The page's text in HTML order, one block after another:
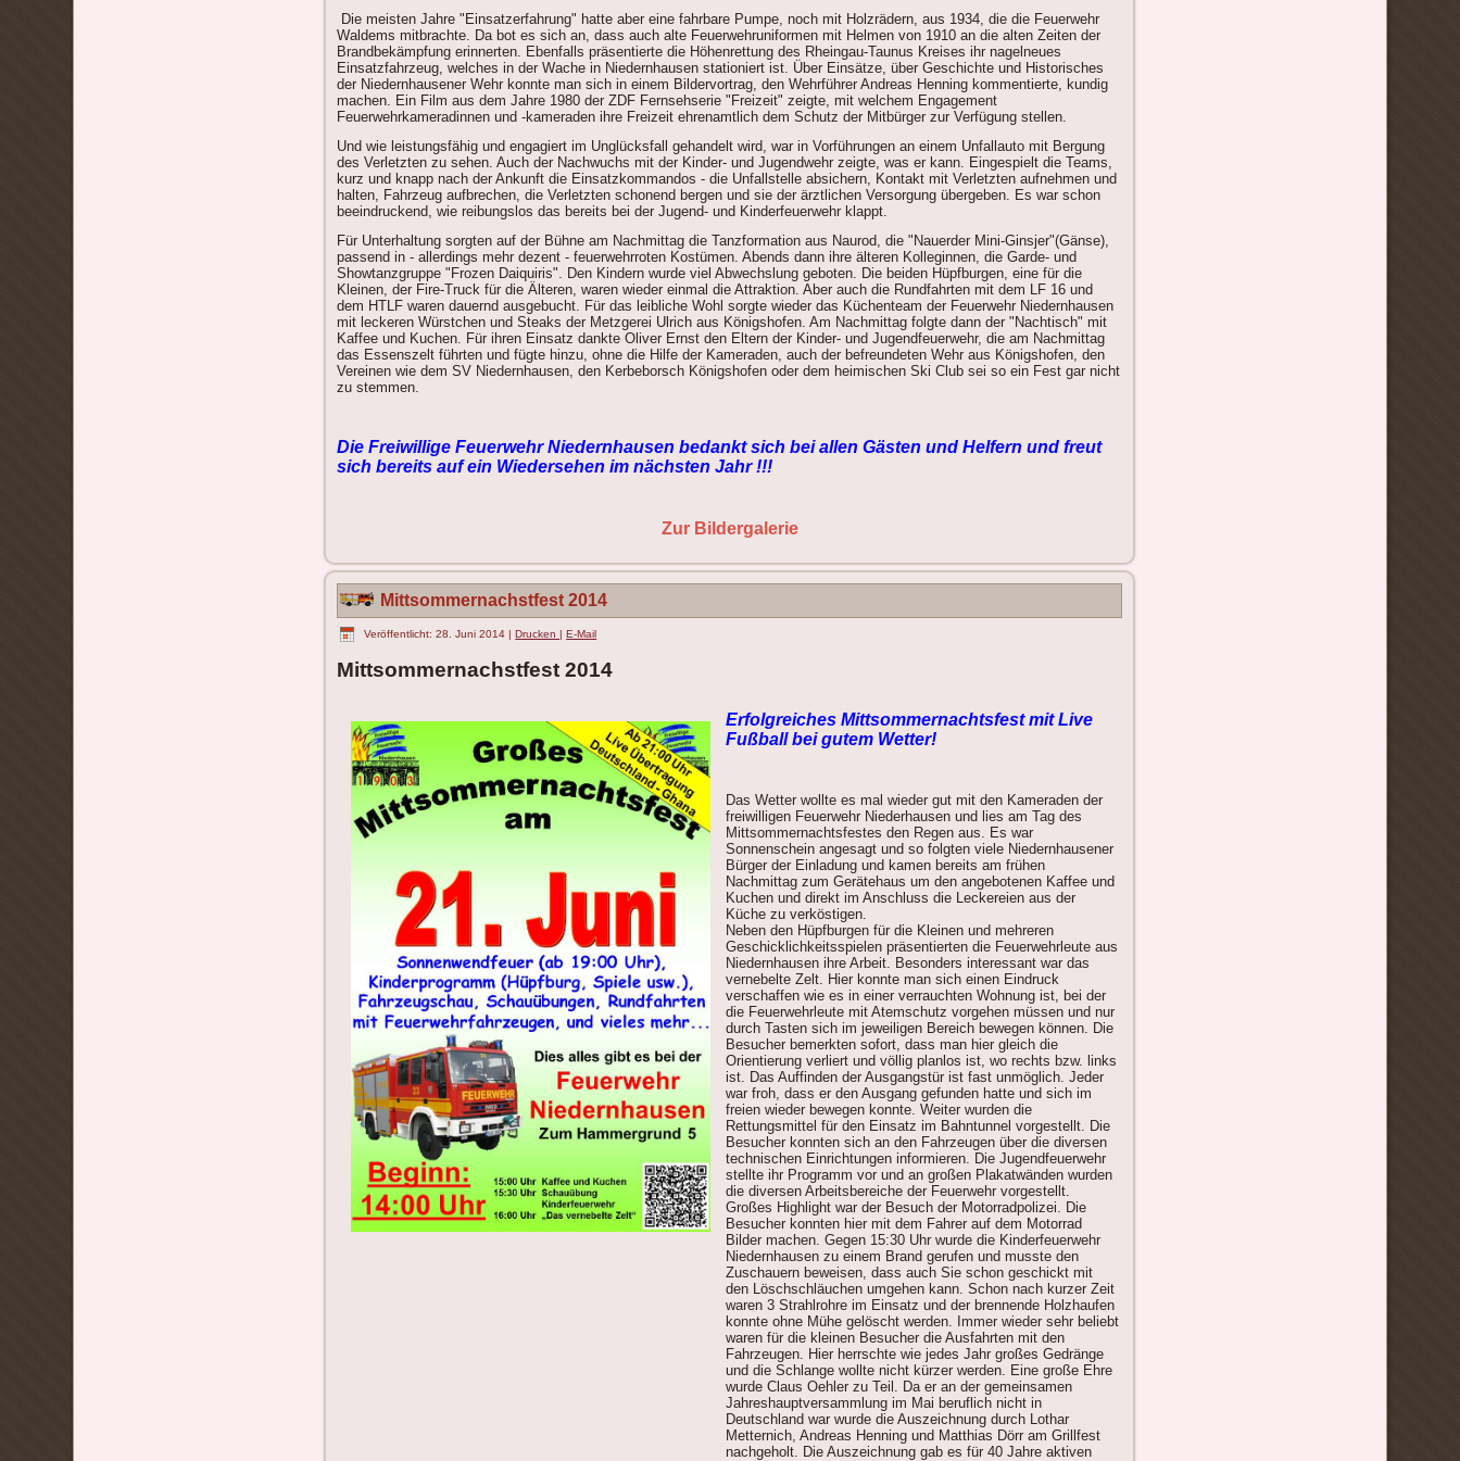
Die meisten Jahre "Einsatzerfahrung" hatte aber eine fahrbare Pumpe, noch mit Holzrädern, aus 1934, die die Feuerwehr
Waldems mitbrachte. Da bot es sich an, dass auch alte Feuerwehruniformen mit Helmen von 1910 an die alten Zeiten der
Brandbekämpfung erinnerten. Ebenfalls präsentierte die Höhenrettung des Rheingau-Taunus Kreises ihr nagelneues
Einsatzfahrzeug, welches in der Wache in Niedernhausen stationiert ist. Über Einsätze, über Geschichte und Historisches
der Niedernhausener Wehr konnte man sich in einem Bildervortrag, den Wehrführer Andreas Henning kommentierte, kundig
machen. Ein Film aus dem Jahre 1980 der ZDF Fernsehserie "Freizeit" zeigte, mit welchem Engagement
Feuerwehrkameradinnen und -kameraden ihre Freizeit ehrenamtlich dem Schutz der Mitbürger zur Verfügung stellen.
Und wie leistungsfähig und engagiert im Unglücksfall gehandelt wird, war in Vorführungen an einem Unfallauto mit Bergung
des Verletzten zu sehen. Auch der Nachwuchs mit der Kinder- und Jugendwehr zeigte, was er kann. Eingespielt die Teams,
kurz und knapp nach der Ankunft die Einsatzkommandos - die Unfallstelle absichern, Kontakt mit Verletzten aufnehmen und
halten, Fahrzeug aufbrechen, die Verletzten schonend bergen und sie der ärztlichen Versorgung übergeben. Es war schon
beeindruckend, wie reibungslos das bereits bei der Jugend- und Kinderfeuerwehr klappt.
Für Unterhaltung sorgten auf der Bühne am Nachmittag die Tanzformation aus Naurod, die "Nauerder Mini-Ginsjer"(Gänse),
passend in - allerdings mehr dezent - feuerwehrroten Kostümen. Abends dann ihre älteren Kolleginnen, die Garde- und
Showtanzgruppe "Frozen Daiquiris". Den Kindern wurde viel Abwechslung geboten. Die beiden Hüpfburgen, eine für die
Kleinen, der Fire-Truck für die Älteren, waren wieder einmal die Attraktion. Aber auch die Rundfahrten mit dem LF 16 und
dem HTLF waren dauernd ausgebucht. Für das leibliche Wohl sorgte wieder das Küchenteam der Feuerwehr Niedernhausen
mit leckeren Würstchen und Steaks der Metzgerei Ulrich aus Königshofen. Am Nachmittag folgte dann der "Nachtisch" mit
Kaffee und Kuchen. Für ihren Einsatz dankte Oliver Ernst den Eltern der Kinder- und Jugendfeuerwehr, die am Nachmittag
das Essenszelt führten und fügte hinzu, ohne die Hilfe der Kameraden, auch der befreundeten Wehr aus Königshofen, den
Vereinen wie dem SV Niedernhausen, den Kerbeborsch Königshofen oder dem heimischen Ski Club sei so ein Fest gar nicht
zu stemmen.
Die Freiwillige Feuerwehr Niedernhausen bedankt sich bei allen Gästen und Helfern und freut
sich bereits auf ein Wiedersehen im nächsten Jahr !!!
Zur Bildergalerie
Mittsommernachstfest 2014
Veröffentlicht: 28. Juni 2014 |Drucken|E-Mail
Mittsommernachstfest 2014
Erfolgreiches Mittsommernachtsfest mit Live
Fußball bei gutem Wetter!
Das Wetter wollte es mal wieder gut mit den Kameraden der
freiwilligen Feuerwehr Niederhausen und lies am Tag des
Mittsommernachtsfestes den Regen aus. Es war
Sonnenschein angesagt und so folgten viele Niedernhausener
Bürger der Einladung und kamen bereits am frühen
Nachmittag zum Gerätehaus um den angebotenen Kaffee und
Kuchen und direkt im Anschluss die Leckereien aus der
Küche zu verköstigen.
Neben den Hüpfburgen für die Kleinen und mehreren
Geschicklichkeitsspielen präsentierten die Feuerwehrleute aus
Niedernhausen ihre Arbeit. Besonders interessant war das
vernebelte Zelt. Hier konnte man sich einen Eindruck
verschaffen wie es in einer verrauchten Wohnung ist, bei der
die Feuerwehrleute mit Atemschutz vorgehen müssen und nur
durch Tasten sich im jeweiligen Bereich bewegen können. Die
Besucher bemerkten sofort, dass man hier gleich die
Orientierung verliert und völlig planlos ist, wo rechts bzw. links
ist. Das Auffinden der Ausgangstür ist fast unmöglich. Jeder
war froh, dass er den Ausgang gefunden hatte und sich im
freien wieder bewegen konnte. Weiter wurden die
Rettungsmittel für den Einsatz im Bahntunnel vorgestellt. Die
Besucher konnten sich an den Fahrzeugen über die diversen
technischen Einrichtungen informieren. Die Jugendfeuerwehr
stellte ihr Programm vor und an großen Plakatwänden wurden
die diversen Arbeitsbereiche der Feuerwehr vorgestellt.
Großes Highlight war der Besuch der Motorradpolizei. Die
Besucher konnten hier mit dem Fahrer auf dem Motorrad
Bilder machen. Gegen 15:30 Uhr wurde die Kinderfeuerwehr
Niedernhausen zu einem Brand gerufen und musste den
Zuschauern beweisen, dass auch Sie schon geschickt mit
den Löschschläuchen umgehen kann. Schon nach kurzer Zeit
waren 3 Strahlrohre im Einsatz und der brennende Holzhaufen
konnte ohne Mühe gelöscht werden. Immer wieder sehr beliebt
waren für die kleinen Besucher die Ausfahrten mit den
Fahrzeugen. Hier herrschte wie jedes Jahr großes Gedränge
und die Schlange wollte nicht kürzer werden. Eine große Ehre
wurde Claus Oehler zu Teil. Da er an der gemeinsamen
Jahreshauptversammlung im Mai beruflich nicht in
Deutschland war wurde die Auszeichnung durch Lothar
Metternich, Andreas Henning und Matthias Dörr am Grillfest
nachgeholt. Die Auszeichnung gab es für 40 Jahre aktiven